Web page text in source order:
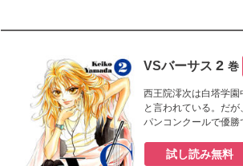
VSバーサス2巻
西王院澪次は白塔学園
と言われている。だ
パンコンクールで優勝
抜き、信頼関係を築
試し読み無料